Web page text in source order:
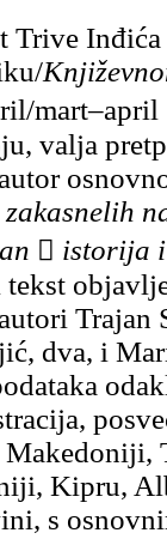
Trive
mart–april
valja
zakasnelih
 istorija i
Trajan
dva, i
Kipru,
s